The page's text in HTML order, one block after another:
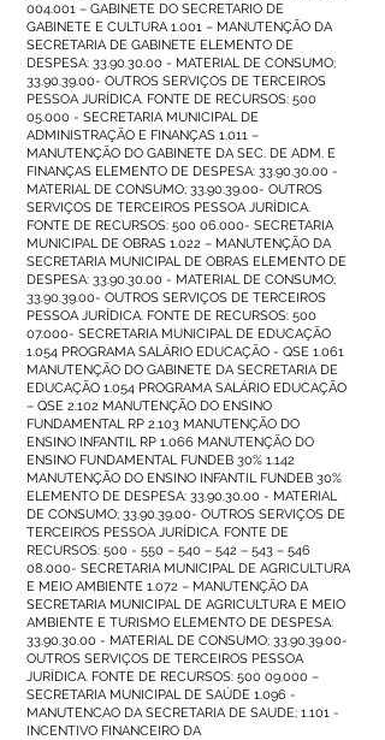
004.001 – GABINETE DO SECRETARIO DE
GABINETE E CULTURA 1.001 – MANUTENÇÃO DA
SECRETARIA DE GABINETE ELEMENTO DE
DESPESA: 33.90.30.00 - MATERIAL DE CONSUMO;
33.90.39.00- OUTROS SERVIÇOS DE TERCEIROS
PESSOA JURÍDICA. FONTE DE RECURSOS: 500
05.000 - SECRETARIA MUNICIPAL DE
ADMINISTRAÇÃO E FINANÇAS 1.011 –
MANUTENÇÃO DO GABINETE DA SEC. DE ADM. E
FINANÇAS ELEMENTO DE DESPESA: 33.90.30.00 -
MATERIAL DE CONSUMO; 33.90.39.00- OUTROS
SERVIÇOS DE TERCEIROS PESSOA JURÍDICA.
FONTE DE RECURSOS: 500 06.000- SECRETARIA
MUNICIPAL DE OBRAS 1.022 – MANUTENÇÃO DA
SECRETARIA MUNICIPAL DE OBRAS ELEMENTO DE
DESPESA: 33.90.30.00 - MATERIAL DE CONSUMO;
33.90.39.00- OUTROS SERVIÇOS DE TERCEIROS
PESSOA JURÍDICA. FONTE DE RECURSOS: 500
07.000- SECRETARIA MUNICIPAL DE EDUCAÇÃO
1.054 PROGRAMA SALÁRIO EDUCAÇÃO - QSE 1.061
MANUTENÇÃO DO GABINETE DA SECRETARIA DE
EDUCAÇÃO 1.054 PROGRAMA SALÁRIO EDUCAÇÃO
– QSE 2.102 MANUTENÇÃO DO ENSINO
FUNDAMENTAL RP 2.103 MANUTENÇÃO DO
ENSINO INFANTIL RP 1.066 MANUTENÇÃO DO
ENSINO FUNDAMENTAL FUNDEB 30% 1.142
MANUTENÇÃO DO ENSINO INFANTIL FUNDEB 30%
ELEMENTO DE DESPESA: 33.90.30.00 - MATERIAL
DE CONSUMO; 33.90.39.00- OUTROS SERVIÇOS DE
TERCEIROS PESSOA JURÍDICA. FONTE DE
RECURSOS: 500 - 550 – 540 – 542 – 543 – 546
08.000- SECRETARIA MUNICIPAL DE AGRICULTURA
E MEIO AMBIENTE 1.072 – MANUTENÇÃO DA
SECRETARIA MUNICIPAL DE AGRICULTURA E MEIO
AMBIENTE E TURISMO ELEMENTO DE DESPESA:
33.90.30.00 - MATERIAL DE CONSUMO; 33.90.39.00-
OUTROS SERVIÇOS DE TERCEIROS PESSOA
JURÍDICA. FONTE DE RECURSOS: 500 09.000 –
SECRETARIA MUNICIPAL DE SAÚDE 1.096 -
MANUTENCAO DA SECRETARIA DE SAUDE; 1.101 -
INCENTIVO FINANCEIRO DA